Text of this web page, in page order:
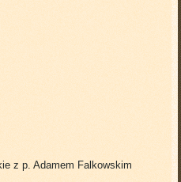
z p. Adamem Falkowskim